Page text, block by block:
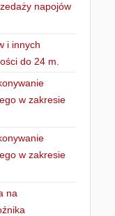
napojów
i innych
do 24 m.
w zakresie
w zakresie
na